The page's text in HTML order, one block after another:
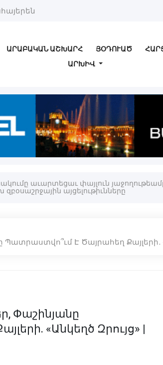
ԱՐԱԲԱԿԱՆ ԱՇԽԱՐՀ ՅՕԴՈՒԱԾ
ԱՐԽԻՎ
աւարտեցաւ փայլուն
Է Ծայրահեղ Քայլերի.
Փաշինյանը
«Անկեղծ Զրույց» |